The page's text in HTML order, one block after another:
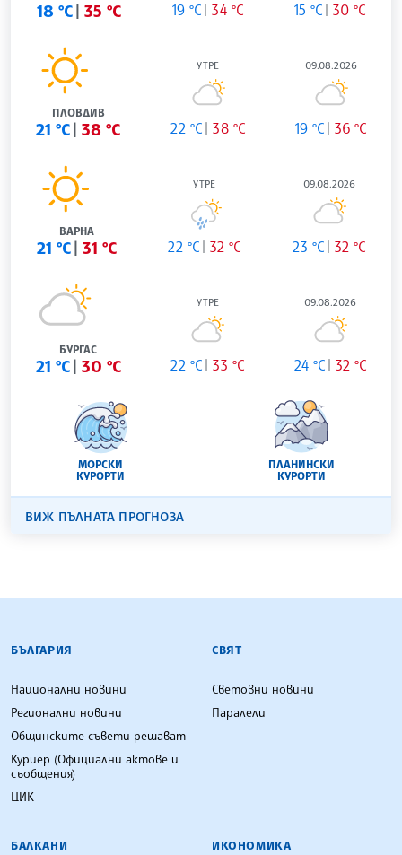
18 °C 35 °C 19 °C 34 °C 15 °C 30 °C
ПЛОВДИВ
21 °C 38 °C
УТРЕ
22 °C 38 °C
09.08.2026
19 °C 36 °C
ВАРНА
21 °C 31 °C
УТРЕ
22 °C 32 °C
09.08.2026
23 °C 32 °C
БУРГАС
21 °C 30 °C
УТРЕ
22 °C 33 °C
09.08.2026
24 °C 32 °C
МОРСКИ
КУРОРТИ
ПЛАНИНСКИ
КУРОРТИ
ВИЖ ПЪЛНАТА ПРОГНОЗА
БЪЛГАРСКА ТЕЛЕГРАФНА АГЕНЦИЯ
БЪЛГАРИЯ
Национални новини
Регионални новини
Общинските съвети решават
Куриер (Официални актове и
съобщения)
ЦИК
СВЯТ
Световни новини
Паралели
БАЛКАНИ ИКОНОМИКА